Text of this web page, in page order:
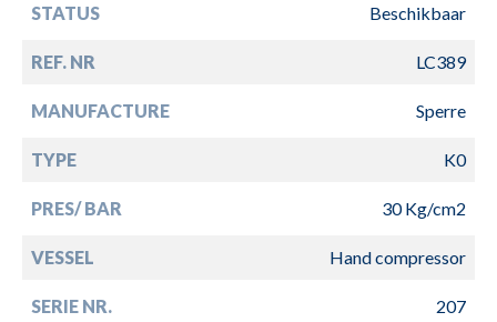
STATUS Beschikbaar
REF. NR LC389
MANUFACTURE Sperre
TYPE K0
PRES/ BAR 30 Kg/cm2
VESSEL Hand compressor
SERIE NR. 207